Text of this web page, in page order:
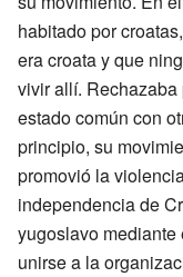
habitado por
era croata y que
vivir allí. Rechazaba
estado común con
principio, su
promovió la
independencia de
yugoslavo mediante
unirse a la